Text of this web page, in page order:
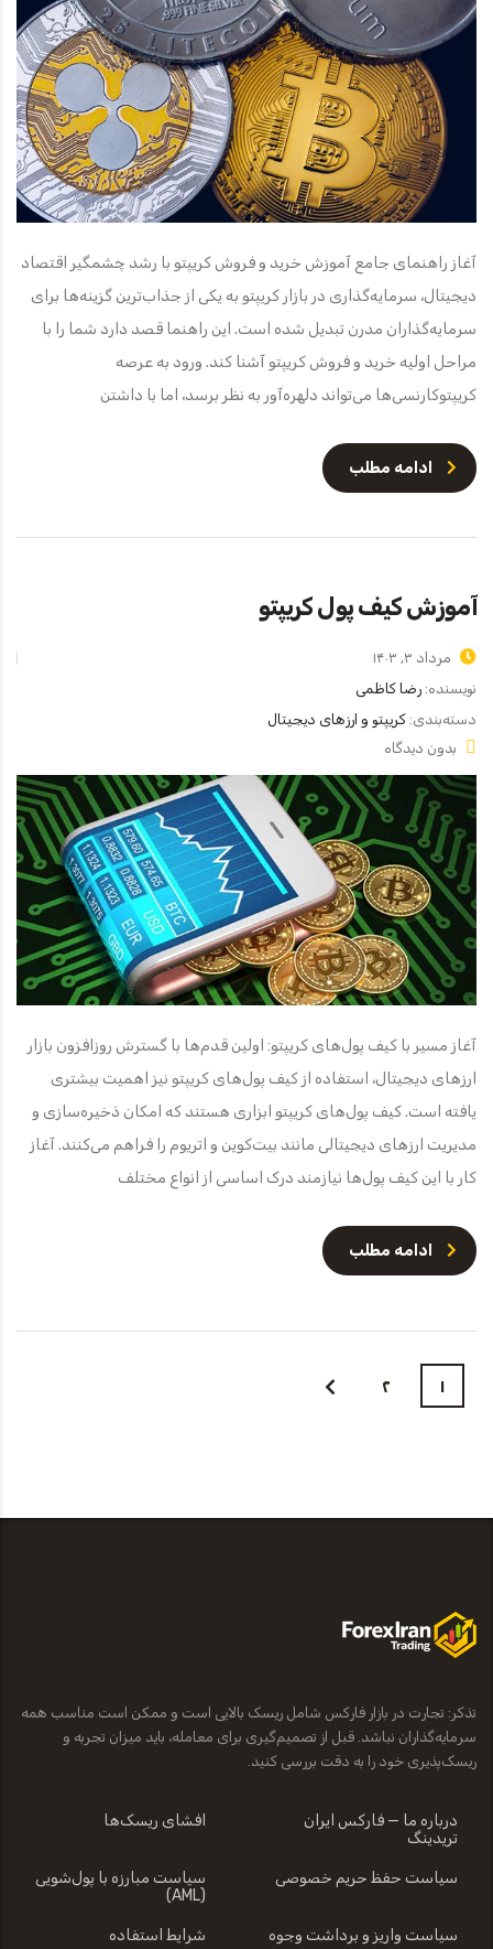
آغاز راهنمای جامع آموزش خرید و فروش کریپتو با رشد چشمگیر اقتصاد
دیجیتال، سرمایه‌گذاری در بازار کریپتو به یکی از جذاب‌ترین گزینه‌ها برای
سرمایه‌گذاران مدرن تبدیل شده است. این راهنما قصد دارد شما را با
مراحل اولیه خرید و فروش کریپتو آشنا کند. ورود به عرصه
کریپتوکارنسی‌ها می‌تواند دلهره‌آور به نظر برسد، اما با داشتن
ادامه مطلب
آموزش کیف پول کریپتو
مرداد ۳, ۱۴۰۳
نویسنده: رضا کاظمی
دسته‌بندی: کریپتو و ارزهای دیجیتال
بدون دیدگاه
آغاز مسیر با کیف پول‌های کریپتو: اولین قدم‌ها با گسترش روزافزون بازار
ارزهای دیجیتال، استفاده از کیف پول‌های کریپتو نیز اهمیت بیشتری
یافته است. کیف پول‌های کریپتو ابزاری هستند که امکان ذخیره‌سازی و
مدیریت ارزهای دیجیتالی مانند بیت‌کوین و اتریوم را فراهم می‌کنند. آغاز
کار با این کیف پول‌ها نیازمند درک اساسی از انواع مختلف
ادامه مطلب
۱ ۲
تذکر: تجارت در بازار فارکس شامل ریسک بالایی است و ممکن است مناسب همه
سرمایه‌گذاران نباشد. قبل از تصمیم‌گیری برای معامله، باید میزان تجربه و
ریسک‌پذیری خود را به دقت بررسی کنید.
درباره ما — فارکس ایران
تریدینگ
افشای ریسک‌ها
سیاست حفظ حریم خصوصی
سیاست مبارزه با پول‌شویی
(AML)
سیاست واریز و برداشت وجوه شرایط استفاده